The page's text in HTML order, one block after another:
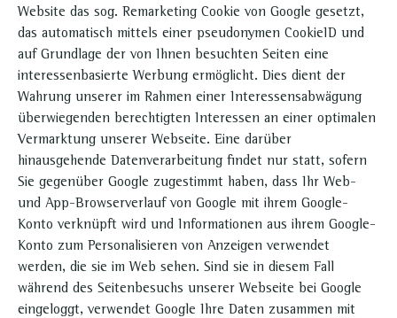
Website das sog. Remarketing Cookie von Google gesetzt,
das automatisch mittels einer pseudonymen CookieID und
auf Grundlage der von Ihnen besuchten Seiten eine
interessenbasierte Werbung ermöglicht. Dies dient der
Wahrung unserer im Rahmen einer Interessensabwägung
überwiegenden berechtigten Interessen an einer optimalen
Vermarktung unserer Webseite. Eine darüber
hinausgehende Datenverarbeitung findet nur statt, sofern
Sie gegenüber Google zugestimmt haben, dass Ihr Web-
und App-Browserverlauf von Google mit ihrem Google-
Konto verknüpft wird und Informationen aus ihrem Google-
Konto zum Personalisieren von Anzeigen verwendet
werden, die sie im Web sehen. Sind sie in diesem Fall
während des Seitenbesuchs unserer Webseite bei Google
eingeloggt, verwendet Google Ihre Daten zusammen mit